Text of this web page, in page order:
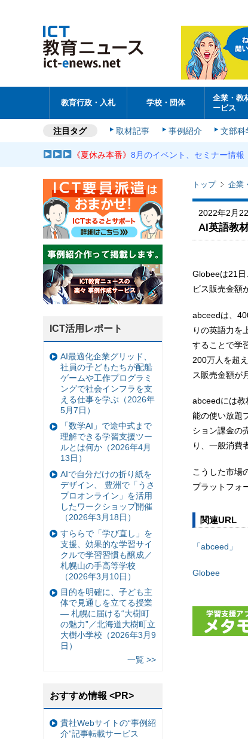
教育行政・入札 学校・団体
企業・教
ービス
注目タグ 取材記事 事例紹介 文部科
《夏休み本番》8月のイベント、セミナー情報
トップ 企業
2022年2月
AI英語教
Globeeは21
ビス販売金額
abceedは、
りの英語力を
することで学
200万人を超
ス販売金額が
abceedには教
能の使い放題
ション課金の
り、一般消費
こうした市場
プラットフォ
関連URL
「abceed」
Globee
ICT活用レポート
AI最適化企業グリッド、
社員の子どもたちが配船
ゲームや工作プログラミ
ングで社会インフラを支
える仕事を学ぶ（2026年
5月7日）
「数学AI」で途中式まで
理解できる学習支援ツー
ルとは何か（2026年4月
13日）
AIで自分だけの折り紙を
デザイン、 豊洲で「うさ
プロオンライン」を活用
したワークショップ開催
（2026年3月18日）
すららで「学び直し」を
支援、効果的な学習サイ
クルで学習習慣も醸成／
札幌山の手高等学校
（2026年3月10日）
目的を明確に、子ども主
体で見通しを立てる授業
— 札幌に届ける“大樹町
の魅力”／北海道大樹町立
大樹小学校（2026年3月9
日）
一覧 >>
おすすめ情報 <PR>
貴社Webサイトの“事例紹
介”記事転載サービス